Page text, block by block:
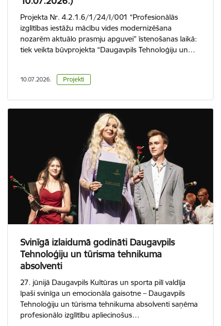
Projekta Nr. 4.2.1.6/1/24/I/001 “Profesionālās
izglītības iestāžu mācību vides modernizēšana
nozarēm aktuālo prasmju apguvei” īstenošanas laikā:
tiek veikta būvprojekta “Daugavpils Tehnoloģiju un…
10.07.2026. Projekti
Svinīgā izlaidumā godināti Daugavpils
Tehnoloģiju un tūrisma tehnikuma
absolventi
27. jūnijā Daugavpils Kultūras un sporta pilī valdīja
īpaši svinīga un emocionāla gaisotne – Daugavpils
Tehnoloģiju un tūrisma tehnikuma absolventi saņēma
profesionālo izglītību apliecinošus…